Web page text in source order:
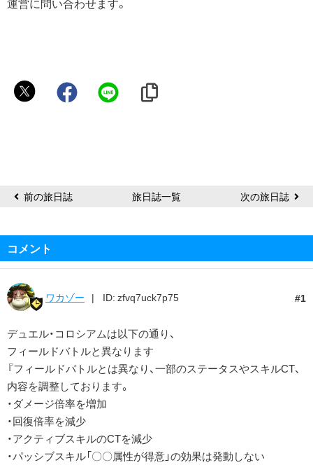
公
前の旅日誌 旅日誌一覧 次の旅日誌
コメント
1
ワカゾー ID: zfvq7uck7p75
デュエル・コロシアムは以下の通り、
フィールドバトルと異なります
『フィールドバトルとは異なり、一部のステータスやスキルCT、
内容を調整しております。
・ダメージ倍率を増加
・回復倍率を減少
・アクティブスキルのCTを減少
・パッシブスキル「〇〇属性が得意」の効果は発動しない